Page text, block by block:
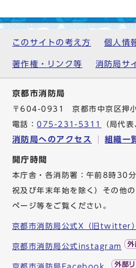
このサイトの考え方 個人情
著作権・リンク等 消防局サ
京都市消防局
〒604-0931 京都市中京区押
電話：075-231-5311 （局代
消防局へのアクセス 組織一
開庁時間
本庁舎・各消防署：午前8時30
祝及び年末年始を除く）その他
ページ等をご覧ください。
京都市消防局公式X（旧twitter）
京都市消防局公式instagram
京都市消防局Facebook